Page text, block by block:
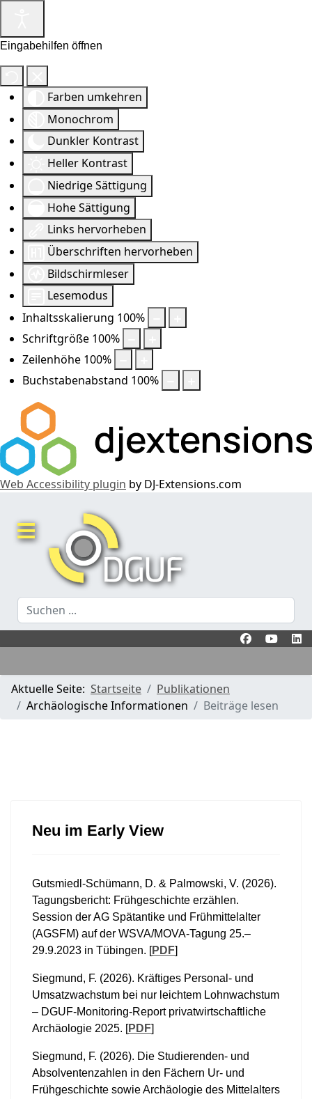
Eingabehilfen öffnen
Farben umkehren
Monochrom
Dunkler Kontrast
Heller Kontrast
Niedrige Sättigung
Hohe Sättigung
Links hervorheben
Überschriften hervorheben
Bildschirmleser
Lesemodus
Inhaltsskalierung 100%
Schriftgröße 100%
Zeilenhöhe 100%
Buchstabenabstand 100%
Web Accessibility plugin by DJ-Extensions.com
Suchen
...
Aktuelle Seite: Startseite
Publikationen
Archäologische Informationen
Beiträge lesen
Neu im Early View
Gutsmiedl-Schümann, D. & Palmowski, V. (2026).
Tagungsbericht: Frühgeschichte erzählen.
Session der AG Spätantike und Frühmittelalter
(AGSFM) auf der WSVA/MOVA-Tagung 25.–
29.9.2023 in Tübingen. [PDF]
Siegmund, F. (2026). Kräftiges Personal- und
Umsatzwachstum bei nur leichtem Lohnwachstum
– DGUF-Monitoring-Report privatwirtschaftliche
Archäologie 2025. [PDF]
Siegmund, F. (2026). Die Studierenden- und
Absolventenzahlen in den Fächern Ur- und
Frühgeschichte sowie Archäologie des Mittelalters